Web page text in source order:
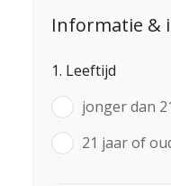
Informatie &
1. Leeftijd
jonger dan
21 jaar of